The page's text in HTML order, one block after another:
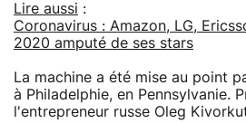
Lire aussi :
Coronavirus : Amazon, LG,
2020 amputé de ses stars
La machine a été mise au point
à Philadelphie, en Pennsylvanie.
l'entrepreneur russe Oleg